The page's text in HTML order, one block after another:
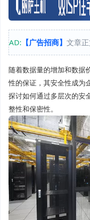
AD: 【广告招商】 文章
随着数据量的增加和数据
性的保证，其安全性成为
探讨如何通过多层次的安
整性和保密性。